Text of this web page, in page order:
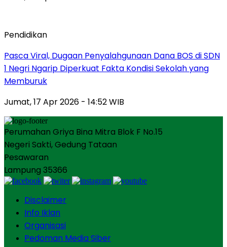
Pendidikan
Pasca Viral, Dugaan Penyalahgunaan Dana BOS di SDN
1 Negri Ngarip Diperkuat Fakta Kondisi Sekolah yang
Memburuk
Jumat, 17 Apr 2026 - 14:52 WIB
Perumahan Griya Bina Mitra Blok F No.15
Negeri Sakti, Gedung Tataan
Pesawaran
Lampung 35366
Disclaimer
Info Iklan
Organisasi
Pedoman Media Siber